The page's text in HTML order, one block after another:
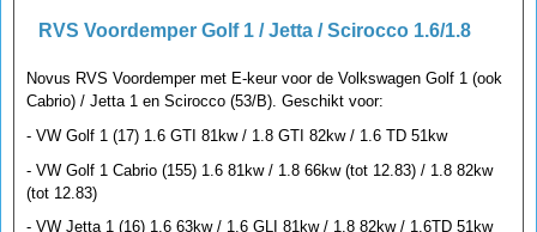
RVS Voordemper Golf 1 / Jetta / Scirocco 1.6/1.8
Novus RVS Voordemper met E-keur voor de Volkswagen Golf 1 (ook
Cabrio) / Jetta 1 en Scirocco (53/B). Geschikt voor:
- VW Golf 1 (17) 1.6 GTI 81kw / 1.8 GTI 82kw / 1.6 TD 51kw
- VW Golf 1 Cabrio (155) 1.6 81kw / 1.8 66kw (tot 12.83) / 1.8 82kw
(tot 12.83)
- VW Jetta 1 (16) 1.6 63kw / 1.6 GLI 81kw / 1.8 82kw / 1.6TD 51kw